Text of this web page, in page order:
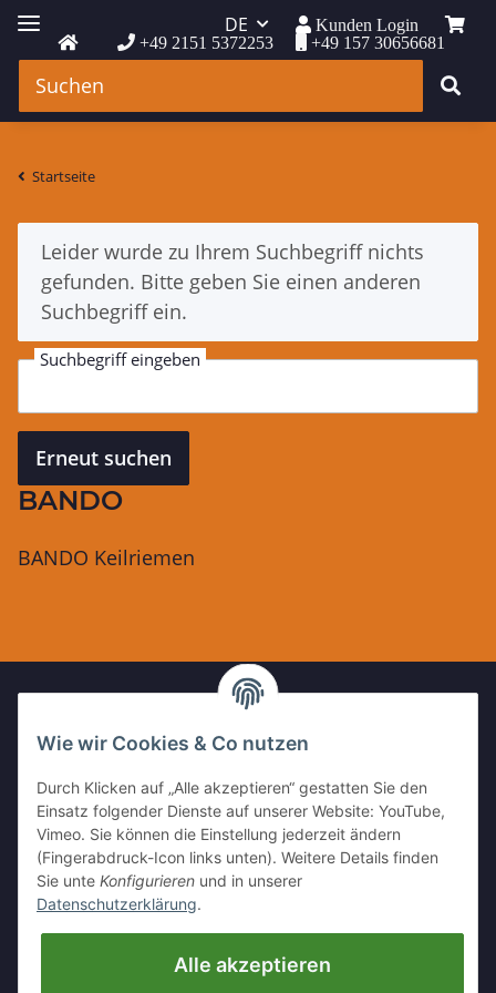
+49 2151 5372253 +49 157 30656681
DE Kunden Login
Startseite
xLeider wurde zu Ihrem Suchbegriff nichts
gefunden. Bitte geben Sie einen anderen
Suchbegriff ein.
Suchbegriff eingeben
Erneut suchen
BANDO
BANDO Keilriemen
IHR KONTAKT ZU UNS
Kleinewefersstr. 1
47803 Krefeld
Tel:+49 (0)2151 5372253
Mobil:+49 (0)157 30656681
E-Mai:info@hackmesser24.de
INFORMATIONEN
Wie wir Cookies & Co nutzen
Durch Klicken auf „Alle akzeptieren“ gestatten Sie den
Einsatz folgender Dienste auf unserer Website: YouTube,
Vimeo. Sie können die Einstellung jederzeit ändern
(Fingerabdruck-Icon links unten). Weitere Details finden
Sie unte Konfigurieren und in unserer
Datenschutzerklärung.
Alle akzeptieren